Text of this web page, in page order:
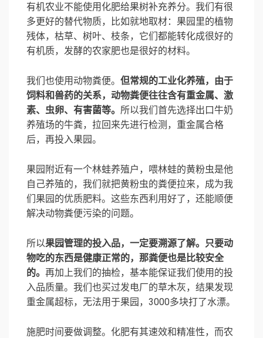
有机农业不能使用化肥给果树补充养分。我们有很
多更好的替代物质，比如就地取材：果园里的植物
残体，枯草、树叶、枝条，它们都能转化成很好的
有机质，发酵的农家肥也是很好的材料。
我们也使用动物粪便。 但常规的工业化养殖，由于
饲料和兽药的关系，动物粪便往往含有重金属、激
素、虫卵、有害菌等。 所以我们首先选择出口牛奶
养殖场的牛粪，拉回来先进行检测，重金属合格
后，再投入果园。
果园附近有一个林蛙养殖户，喂林蛙的黄粉虫是他
自己养殖的，我们就把黄粉虫的粪便拉来，成为我
们果园的优质肥料。这些东西利用好了，还能顺便
解决动物粪便污染的问题。
所以果园管理的投入品，一定要溯源了解。 只要动
物吃的东西是健康正常的，那粪便也是比较安全
的。 再加上我们的抽检，基本能保证我们使用的投
入品质量。我们也买过发电厂的草木灰，结果发现
重金属超标，无法用于果园，3000多块打了水漂。
施肥时间要做调整。化肥有其速效和精准性，而农